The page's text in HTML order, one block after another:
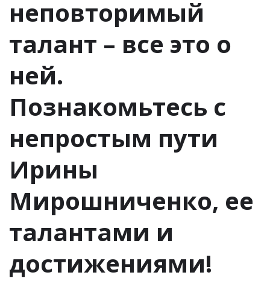
неповторимый
талант – все это о
ней.
Познакомьтесь с
непростым пути
Ирины
Мирошниченко, ее
талантами и
достижениями!